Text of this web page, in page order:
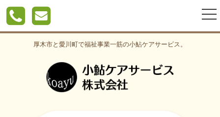
厚木市と愛川町で福祉事業一筋の小鮎ケアサービス。